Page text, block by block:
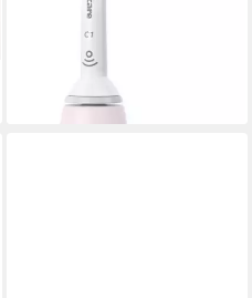
UVP
lieferbar - in 1-2 Werktagen bei dir